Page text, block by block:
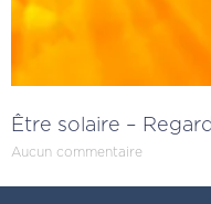
Être solaire –
Aucun commentaire